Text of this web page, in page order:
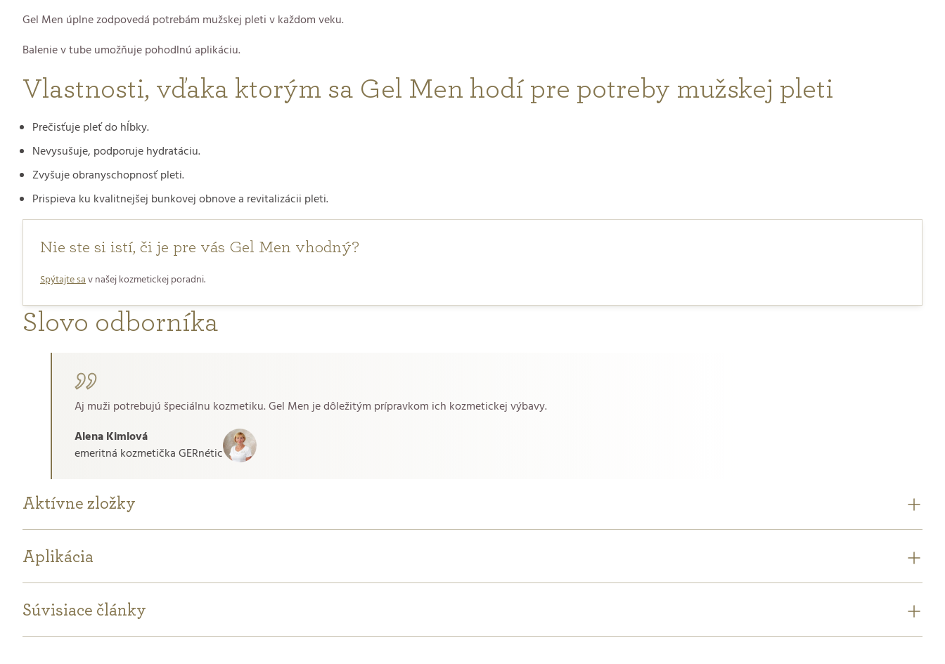
Gel Men úplne zodpovedá potrebám mužskej pleti v každom veku.
Balenie v tube umožňuje pohodlnú aplikáciu.
Vlastnosti, vďaka ktorým sa Gel Men hodí pre potreby mužskej pleti
Prečisťuje pleť do hĺbky.
Nevysušuje, podporuje hydratáciu.
Zvyšuje obranyschopnosť pleti.
Prispieva ku kvalitnejšej bunkovej obnove a revitalizácii pleti.
Nie ste si istí, či je pre vás Gel Men vhodný?
Spýtajte sav našej kozmetickej poradni.
Slovo odborníka
Aj muži potrebujú špeciálnu kozmetiku. Gel Men je dôležitým prípravkom ich kozmetickej výbavy.
Alena Kimlová
emeritná kozmetička GERnétic
Aktívne zložky
Aplikácia
Súvisiace články